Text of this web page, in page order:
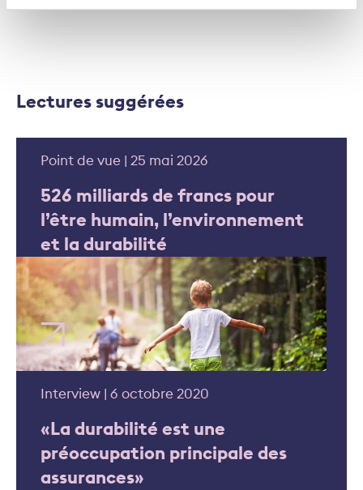
Lectures suggérées
Point de vue | 25 mai 2026
526 milliards de francs pour
l’être humain, l’environnement
et la durabilité
Interview | 6 octobre 2020
«La durabilité est une
préoccupation principale des
assurances»